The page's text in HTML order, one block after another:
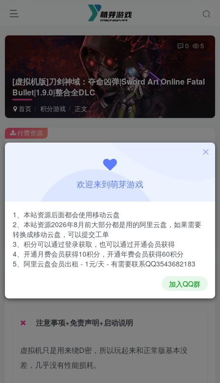
[虚拟机版]刀剑神域：夺命凶弹|Sword Art Online Fatal
Bullet|1.9.0|整合全DLC
首页 积分游戏 正文
0 5
此内容为付费资源，请付费后查看
1积分
安装包大小
30.2 GB
游戏本体大小
付费资源
关注 私信
注意事项+免责声明+启动说明
虚拟机只是用来绕D密，所以玩起来和正常版基本没
差，几乎没有性能损耗。
欢迎来到萌芽游戏
1、本站资源后面都会使用移动云盘
2、本站资源2026年8月前大部分都是用的阿里云盘，如果需要
转换成移动云盘，可以提交工单
3、积分可以通过登录获取，也可以通过开通会员获得
4、开通月费会员获得10积分，开通年费会员获得60积分
5、阿里云盘会员出租 - 1元/天 - 有需要联系QQ3543682183
加入QQ群